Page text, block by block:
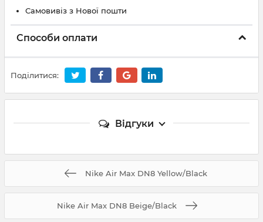
Самовивіз з Нової пошти
Способи оплати
Поділитися:
Відгуки
Nike Air Max DN8 Yellow/Black
Nike Air Max DN8 Beige/Black